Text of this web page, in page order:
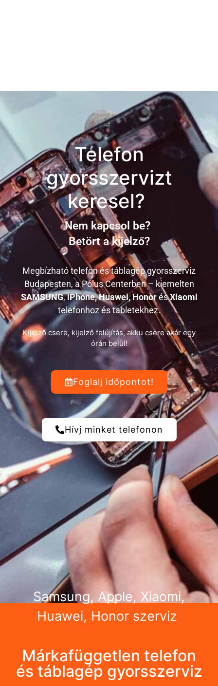
Telefon
gyorsszervizt
keresel?
Nem kapcsol be?
Betört a kijelző?
Megbízható telefon és táblagép gyorsszerviz
Budapesten, a Pólus Centerben – kiemelten
SAMSUNG,iPhone, Huawei, HonorésXiaomi
telefonhoz és tabletekhez.
Kijelző csere, kijelző felújítás, akku csere akár egy
órán belül!
Foglalj időpontot!
Hívj minket telefonon
Samsung, Apple, Xiaomi,
Huawei, Honor szerviz
Márkafüggetlen telefon
és táblagép gyorsszerviz